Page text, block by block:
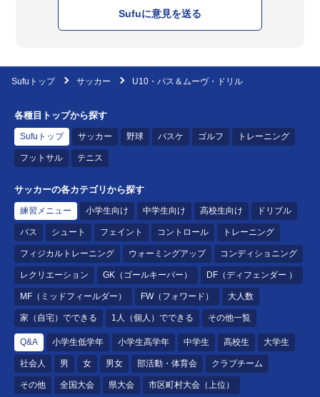
Sufuに意見を送る
Sufuトップ サッカー U10・パス＆ムーヴ・ドリル
各種目トップから探す
Sufuトップ サッカー 野球 バスケ ゴルフ トレーニング
フットサル テニス
サッカーの各カテゴリから探す
練習メニュー 小学生向け 中学生向け 高校生向け ドリブル
パス シュート フェイント コントロール トレーニング
フィジカルトレーニング ウォーミングアップ コンディショニング
レクリエーション GK（ゴールキーパー） DF（ディフェンダー ）
MF（ミッドフィールダー） FW（フォワード） 大人数
家（自宅）でできる 1人（個人）でできる その他一覧
Q&A 小学生低学年 小学生高学年 中学生 高校生 大学生
社会人 男 女 男女 部活動・体育会 クラブチーム
その他 全国大会 県大会 市区町村大会（上位）